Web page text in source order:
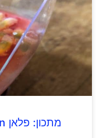
מתכון: פלאן Flan טבעוני ללא גלוטן